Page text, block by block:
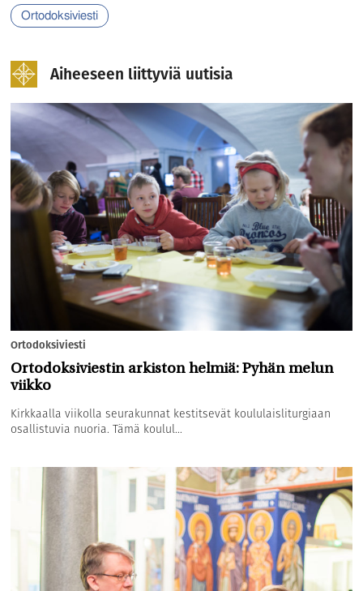
Ortodoksiviesti
Aiheeseen liittyviä uutisia
Ortodoksiviesti
Ortodoksiviestin arkiston helmiä: Pyhän melun
viikko
Kirkkaalla viikolla seurakunnat kestitsevät koululaisliturgiaan
osallistuvia nuoria. Tämä koulul...